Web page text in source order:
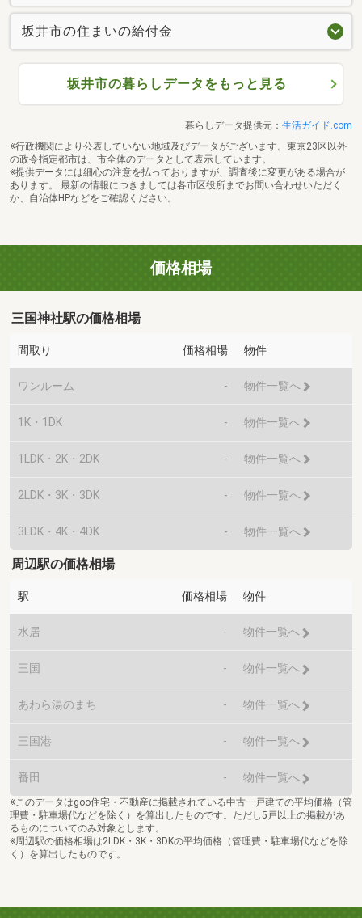
坂井市の住まいの給付金
坂井市の暮らしデータをもっと見る
暮らしデータ提供元： 生活ガイド.com
※行政機関により公表していない地域及びデータがございます。東京23区以外
の政令指定都市は、市全体のデータとして表示しています。
※提供データには細心の注意を払っておりますが、調査後に変更がある場合が
あります。 最新の情報につきましては各市区役所までお問い合わせいただく
か、自治体HPなどをご確認ください。
価格相場
三国神社駅の価格相場
間取り 価格相場 物件
ワンルーム - 物件一覧へ
1K・1DK - 物件一覧へ
1LDK・2K・2DK - 物件一覧へ
2LDK・3K・3DK - 物件一覧へ
3LDK・4K・4DK - 物件一覧へ
周辺駅の価格相場
駅 価格相場 物件
水居 - 物件一覧へ
三国 - 物件一覧へ
あわら湯のまち - 物件一覧へ
三国港 - 物件一覧へ
番田 - 物件一覧へ
※このデータはgoo住宅・不動産に掲載されている中古一戸建ての平均価格（管
理費・駐車場代などを除く）を算出したものです。ただし5戸以上の掲載があ
るものについてのみ対象とします。
※周辺駅の価格相場は2LDK・3K・3DKの平均価格（管理費・駐車場代などを除
く）を算出したものです。